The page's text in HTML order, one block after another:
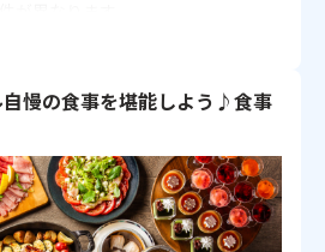
は、ホテルへのチェックインは
場合は、お早めにホテルへご連絡
際は、復路のフライト時間にご注
なお知らせ】や【ホテルの詳細】
設定ホテル一覧」のホテル名をク
ください。
慢の食事を堪能しよう♪食事